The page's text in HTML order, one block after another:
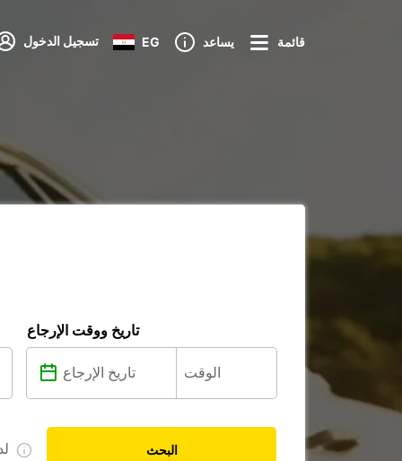
تسجيل الدخول EG يساعد قائمة
تاريخ ووقت الإرجاع
البحث